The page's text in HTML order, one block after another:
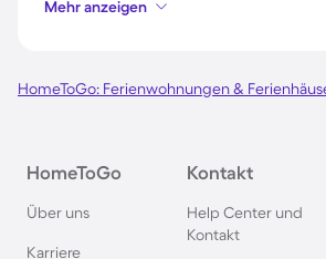
Pensionen in Bayern
Pensionen in der Eifel
Mehr anzeigen
HomeToGo: Ferienwohnungen &
HomeToGo
Über uns
Karriere
Kontakt
Help Center und
Kontakt